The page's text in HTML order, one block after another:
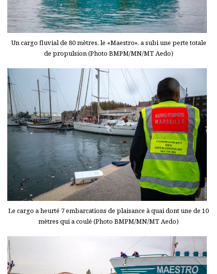
Un cargo fluvial de 80 mètres, le «Maestro», a subi une perte totale
de propulsion (Photo BMPM/MN/MT Aedo)
Le cargo a heurté 7 embarcations de plaisance à quai dont une de 10
mètres qui a coulé (Photo BMPM/MN/MT Aedo)